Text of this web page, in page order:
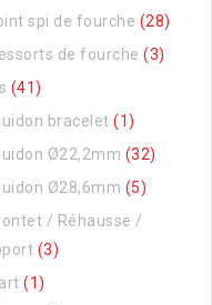
spi de fourche (28)
de fourche (3)
(41)
bracelet (1)
Ø22,2mm (32)
Ø28,6mm (5)
/ Réhausse /
(3)
(1)